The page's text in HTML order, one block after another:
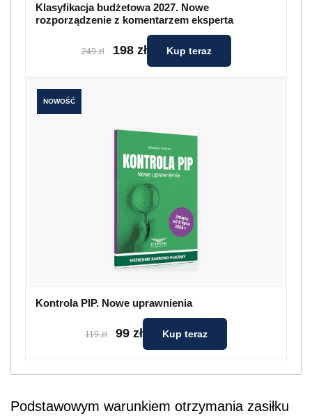
Klasyfikacja budżetowa 2027. Nowe
rozporządzenie z komentarzem eksperta
249 zł 198 zł Kup teraz
NOWOŚĆ
Kontrola PIP. Nowe uprawnienia
119 zł 99 zł Kup teraz
Podstawowym warunkiem otrzymania zasiłku